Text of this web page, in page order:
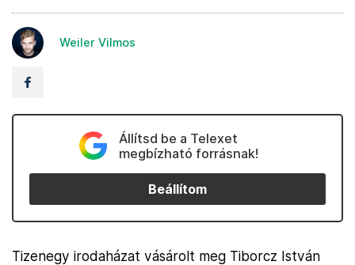
Weiler Vilmos
Állítsd be a Telexet
megbízható forrásnak!
Beállítom
Tizenegy irodaházat vásárolt meg Tiborcz István